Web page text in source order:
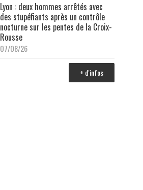
Lyon : deux hommes arrêtés avec
des stupéfiants après un contrôle
nocturne sur les pentes de la Croix-
Rousse
07/08/26
+ d'infos